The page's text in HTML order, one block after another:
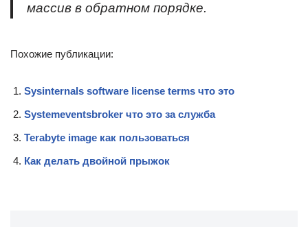
массив в обратном порядке.
Похожие публикации:
Sysinternals software license terms что это
Systemeventsbroker что это за служба
Terabyte image как пользоваться
Как делать двойной прыжок